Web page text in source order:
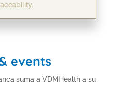
events
suma a VDMHealth a su